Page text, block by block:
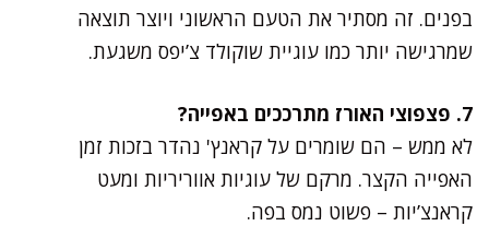
בפנים. זה מסתיר את הטעם הראשוני ויוצר תוצאה
שמרגישה יותר כמו עוגיית שוקולד צ’יפס משגעת.
7. פצפוצי האורז מתרככים באפייה?
לא ממש – הם שומרים על קראנץ' נהדר בזכות זמן
האפייה הקצר. מרקם של עוגיות אווריריות ומעט
קראנצ’יות – פשוט נמס בפה.